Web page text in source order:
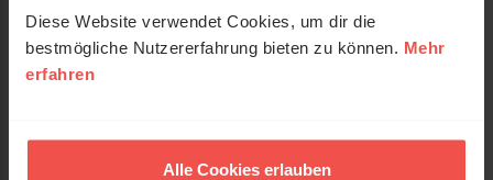
Diese Website verwendet Cookies, um dir die
bestmögliche Nutzererfahrung bieten zu können. Mehr
erfahren
Alle Cookies erlauben
des Lebens treu bleiben kannst.
Rosenkranz, Déborah